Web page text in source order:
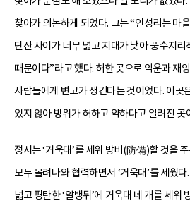
찾아가 의논하게 되었다. 그는 “인성리는 마
단산 사이가 너무 넓고 지대가 낮아 풍수지리
때문이다”라고 했다. 허한 곳으로 악운과 재
사람들에게 변고가 생긴다는 것이었다. 이곳
있지 않아 방위가 허하고 약하다고 알려진 곳
정시는 ‘거욱대’를 세워 방비(防備)할 것을
모두 몰려나와 협력하면서 ‘거욱대’를 세웠
넓고 평탄한 ‘알뱅뒤’에 거욱대 네 개를 세워